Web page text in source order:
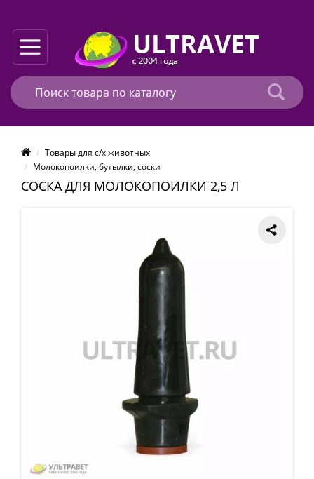
Товары для с/х животных
Молокопоилки, бутылки, соски
СОСКА ДЛЯ МОЛОКОПОИЛКИ 2,5 Л